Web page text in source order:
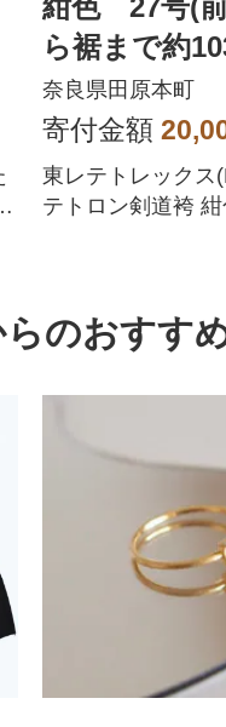
ら裾まで約
奈良県田原本町
寄付金額
東レテトレックス
テトロン剣道袴
のおすす